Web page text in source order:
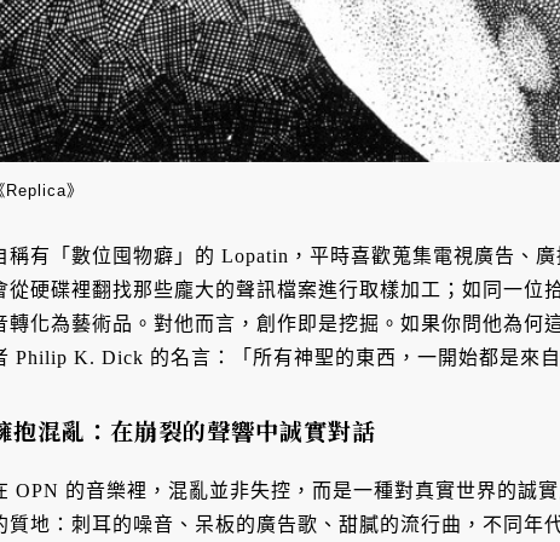
Replica》
稱有「數位囤物癖」的 Lopatin，平時喜歡蒐集電視廣告、
從硬碟裡翻找那些龐大的聲訊檔案進行取樣加工；如同一位
轉化為藝術品。對他而言，創作即是挖掘。如果你問他為何
Philip K. Dick 的名言：「所有神聖的東西，一開始都是來自
抱混亂：在崩裂的聲響中誠實對話
OPN 的音樂裡，混亂並非失控，而是一種對真實世界的誠
質地：刺耳的噪音、呆板的廣告歌、甜膩的流行曲，不同年